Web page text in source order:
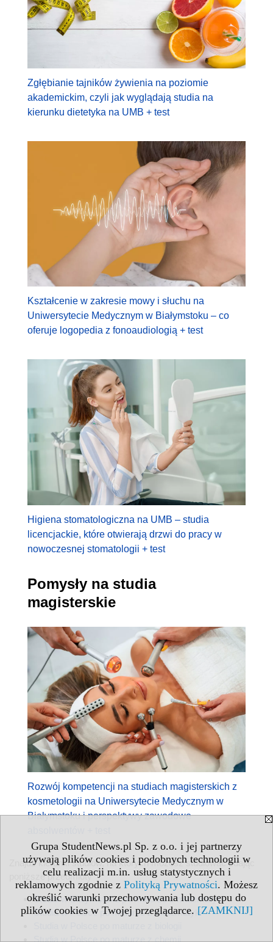
Grupa StudentNews.pl Sp. z o.o. i jej partnerzy
używają plików cookies i podobnych technologii w
celu realizacji m.in. usług statystycznych i
reklamowych zgodnie z Polityką Prywatności. Możesz
określić warunki przechowywania lub dostępu do
plików cookies w Twojej przeglądarce. [ZAMKNIJ]
Zgłębianie tajników żywienia na poziomie
akademickim, czyli jak wyglądają studia na
kierunku dietetyka na UMB + test
Kształcenie w zakresie mowy i słuchu na
Uniwersytecie Medycznym w Białymstoku – co
oferuje logopedia z fonoaudiologią + test
Higiena stomatologiczna na UMB – studia
licencjackie, które otwierają drzwi do pracy w
nowoczesnej stomatologii + test
Pomysły na studia
magisterskie
Rozwój kompetencji na studiach magisterskich z
kosmetologii na Uniwersytecie Medycznym w
Białymstoku i perspektywy zawodowe
Znajdź kierunki studiów, na których możesz studiować zdając
poniższe przedmioty
Studia w Białymstoku po maturze z matematyki
Studia w Polsce po maturze z matematyki
Studia w Polsce po maturze z chemii